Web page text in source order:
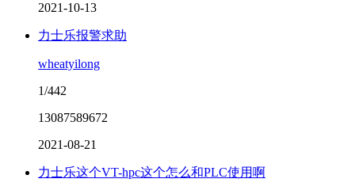
2021-10-13
力士乐报警求助
wheatyilong
1/442
13087589672
2021-08-21
力士乐这个VT-hpc这个怎么和PLC使用啊